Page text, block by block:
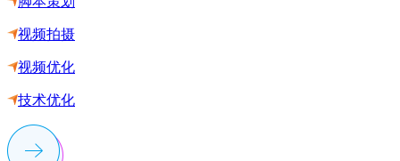
视频拍摄
视频优化
技术优化